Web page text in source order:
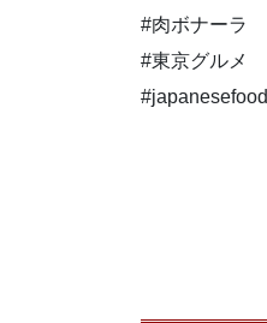
#肉ボナーラ
#東京グルメ
#japanesefood